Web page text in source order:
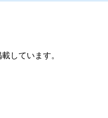
しています。